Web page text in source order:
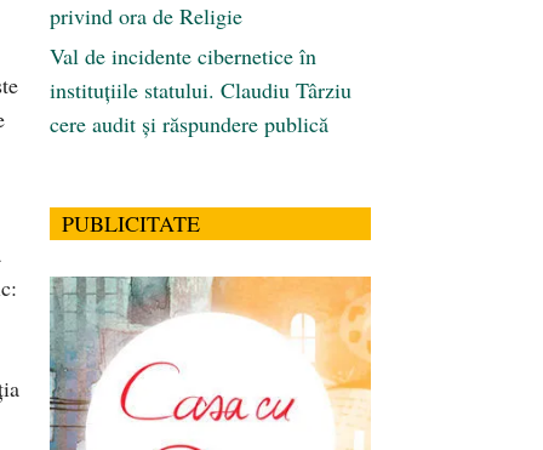
privind ora de Religie
Val de incidente cibernetice în
instituțiile statului. Claudiu Târziu
cere audit și răspundere publică
PUBLICITATE